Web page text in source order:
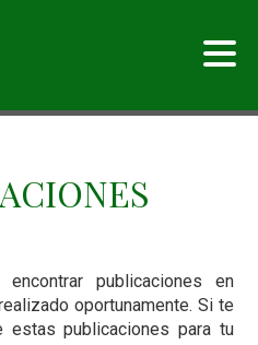
publicaciones en
oportunamente. Si te
estas publicaciones para tu